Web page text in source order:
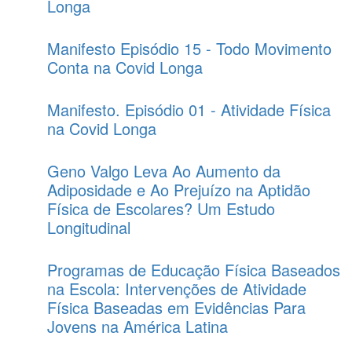
Longa
Manifesto Episódio 15 - Todo Movimento
Conta na Covid Longa
Manifesto. Episódio 01 - Atividade Física
na Covid Longa
Geno Valgo Leva Ao Aumento da
Adiposidade e Ao Prejuízo na Aptidão
Física de Escolares? Um Estudo
Longitudinal
Programas de Educação Física Baseados
na Escola: Intervenções de Atividade
Física Baseadas em Evidências Para
Jovens na América Latina